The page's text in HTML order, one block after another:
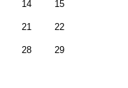
14 15
21 22
28 29